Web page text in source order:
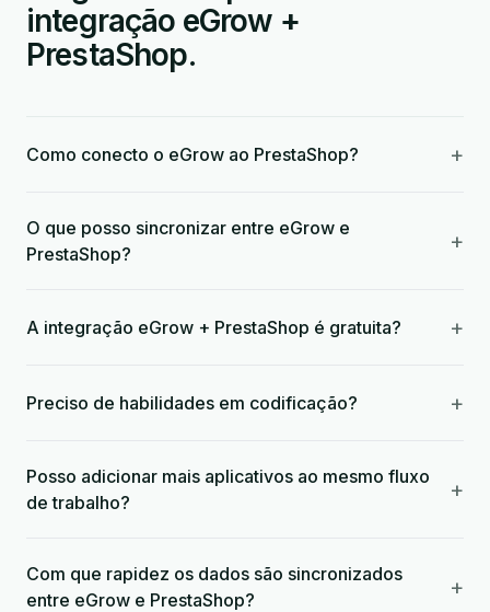
integração eGrow +
PrestaShop.
Como conecto o eGrow ao PrestaShop? +
O que posso sincronizar entre eGrow e
PrestaShop?
+
A integração eGrow + PrestaShop é gratuita? +
Preciso de habilidades em codificação? +
Posso adicionar mais aplicativos ao mesmo fluxo
de trabalho?
+
Com que rapidez os dados são sincronizados
entre eGrow e PrestaShop?
+